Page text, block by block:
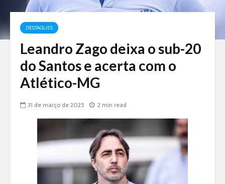
DESTAQUES
Leandro Zago deixa o sub-20
do Santos e acerta com o
Atlético-MG
31 de março de 2025 2 min read